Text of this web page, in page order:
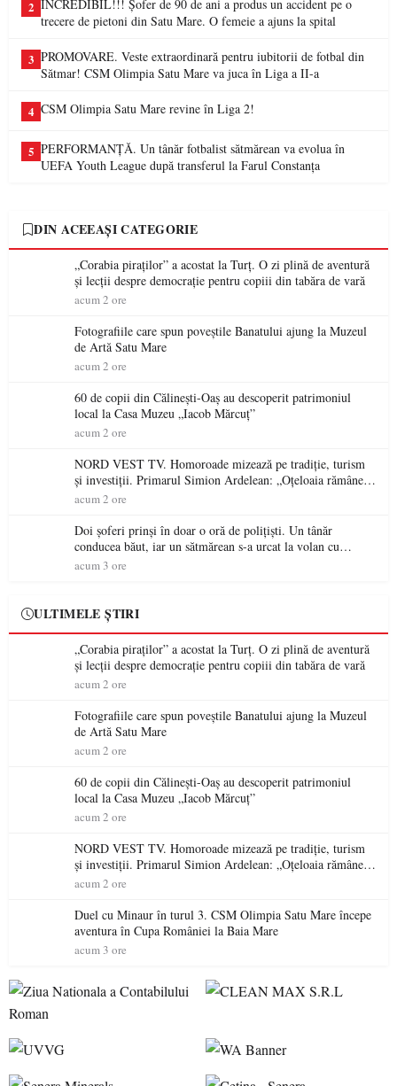
2 INCREDIBIL!!! Șofer de 90 de ani a produs un accident pe o
trecere de pietoni din Satu Mare. O femeie a ajuns la spital
3 PROMOVARE. Veste extraordinară pentru iubitorii de fotbal din
Sătmar! CSM Olimpia Satu Mare va juca în Liga a II-a
4 CSM Olimpia Satu Mare revine în Liga 2!
5 PERFORMANȚĂ. Un tânăr fotbalist sătmărean va evolua în
UEFA Youth League după transferul la Farul Constanța
DIN ACEEAȘI CATEGORIE
„Corabia piraților” a acostat la Turț. O zi plină de aventură
și lecții despre democrație pentru copiii din tabăra de vară
acum 2 ore
Fotografiile care spun poveștile Banatului ajung la Muzeul
de Artă Satu Mare
acum 2 ore
60 de copii din Călinești-Oaș au descoperit patrimoniul
local la Casa Muzeu „Iacob Mărcuț”
acum 2 ore
NORD VEST TV. Homoroade mizează pe tradiție, turism
și investiții. Primarul Simion Ardelean: „Oțeloaia rămâne
un brand al Codrului”
acum 2 ore
Doi șoferi prinși în doar o oră de polițiști. Un tânăr
conducea băut, iar un sătmărean s-a urcat la volan cu
permisul suspendat
acum 3 ore
ULTIMELE ȘTIRI
„Corabia piraților” a acostat la Turț. O zi plină de aventură
și lecții despre democrație pentru copiii din tabăra de vară
acum 2 ore
Fotografiile care spun poveștile Banatului ajung la Muzeul
de Artă Satu Mare
acum 2 ore
60 de copii din Călinești-Oaș au descoperit patrimoniul
local la Casa Muzeu „Iacob Mărcuț”
acum 2 ore
NORD VEST TV. Homoroade mizează pe tradiție, turism
și investiții. Primarul Simion Ardelean: „Oțeloaia rămâne
un brand al Codrului”
acum 2 ore
Duel cu Minaur în turul 3. CSM Olimpia Satu Mare începe
aventura în Cupa României la Baia Mare
acum 3 ore